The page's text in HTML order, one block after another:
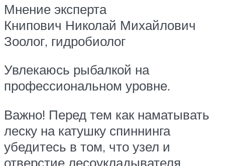
Мнение эксперта
Книпович Николай Михайлович
Зоолог, гидробиолог
Увлекаюсь рыбалкой на
профессиональном уровне.
Важно! Перед тем как наматывать
леску на катушку спиннинга
убедитесь в том, что узел и
отверстие лесоукладывателя